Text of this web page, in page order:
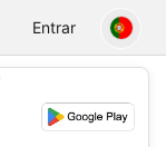
Entrar